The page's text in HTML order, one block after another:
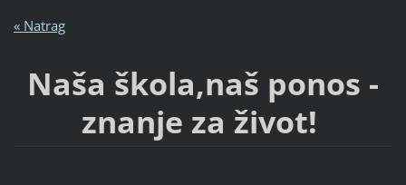
« Natrag
Naša škola,naš ponos -
znanje za život!